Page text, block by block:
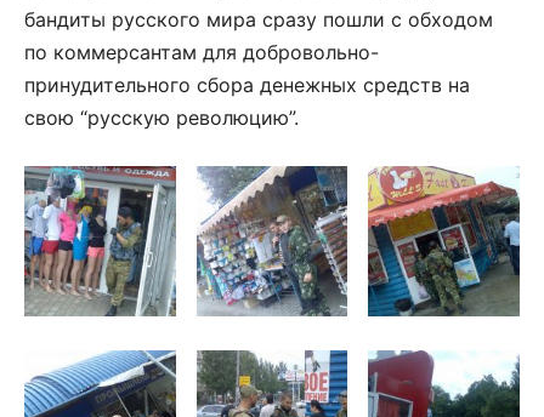
бандиты русского мира сразу пошли с обходом
по коммерсантам для добровольно-
принудительного сбора денежных средств на
свою “русскую революцию”.